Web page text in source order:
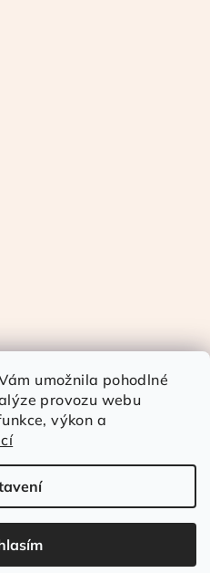
umožnila pohodlné
provozu webu
výkon a
Shoptet